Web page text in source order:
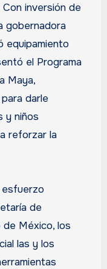
inversión de
gobernadora
equipamiento
el Programa
Maya,
darle
y niños
reforzar la
esfuerzo
de
de México, los
las y los